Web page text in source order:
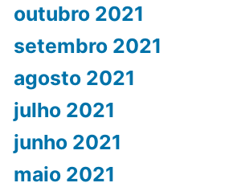
outubro 2021
setembro 2021
agosto 2021
julho 2021
junho 2021
maio 2021